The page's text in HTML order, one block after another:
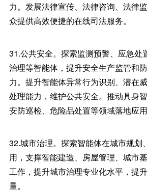
力。发展法律宣传、法律咨询、法律
众提供高效便捷的在线司法服务。
31.公共安全。探索监测预警、应急处
治理等智能体，提升安全生产监管和
力。提升智能体异常行为识别、潜在
处理能力，维护公共安全。推动具身智
安防巡检、危险品处置等领域落地应用
32.城市治理。探索智能体在城市规划
用，支撑智能建造、房屋管理、城市
工作，提升城市治理专业化水平，提
量。